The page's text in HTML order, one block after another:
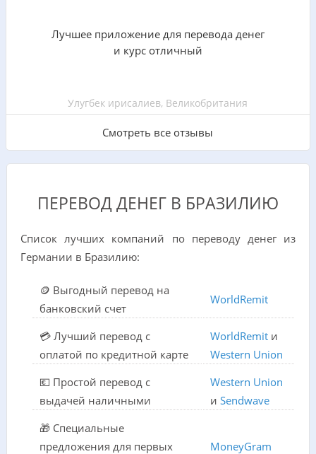
Лучшее приложение для перевода денег
и курс отличный
Улугбек ирисалиев, Великобритания
Смотреть все отзывы
ПЕРЕВОД ДЕНЕГ В БРАЗИЛИЮ
Список лучших компаний по переводу денег из
Германии в Бразилию:
🪙 Выгодный перевод на
банковский счет
WorldRemit
💳 Лучший перевод с
оплатой по кредитной карте
WorldRemitи
Western Union
💶 Простой перевод с
выдачей наличными
Western Union
и Sendwave
🎁 Специальные
предложения для первых
MoneyGram